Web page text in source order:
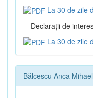
La 30 de zile
Declaraţii de
La 30 de zile
Bălcescu Anca